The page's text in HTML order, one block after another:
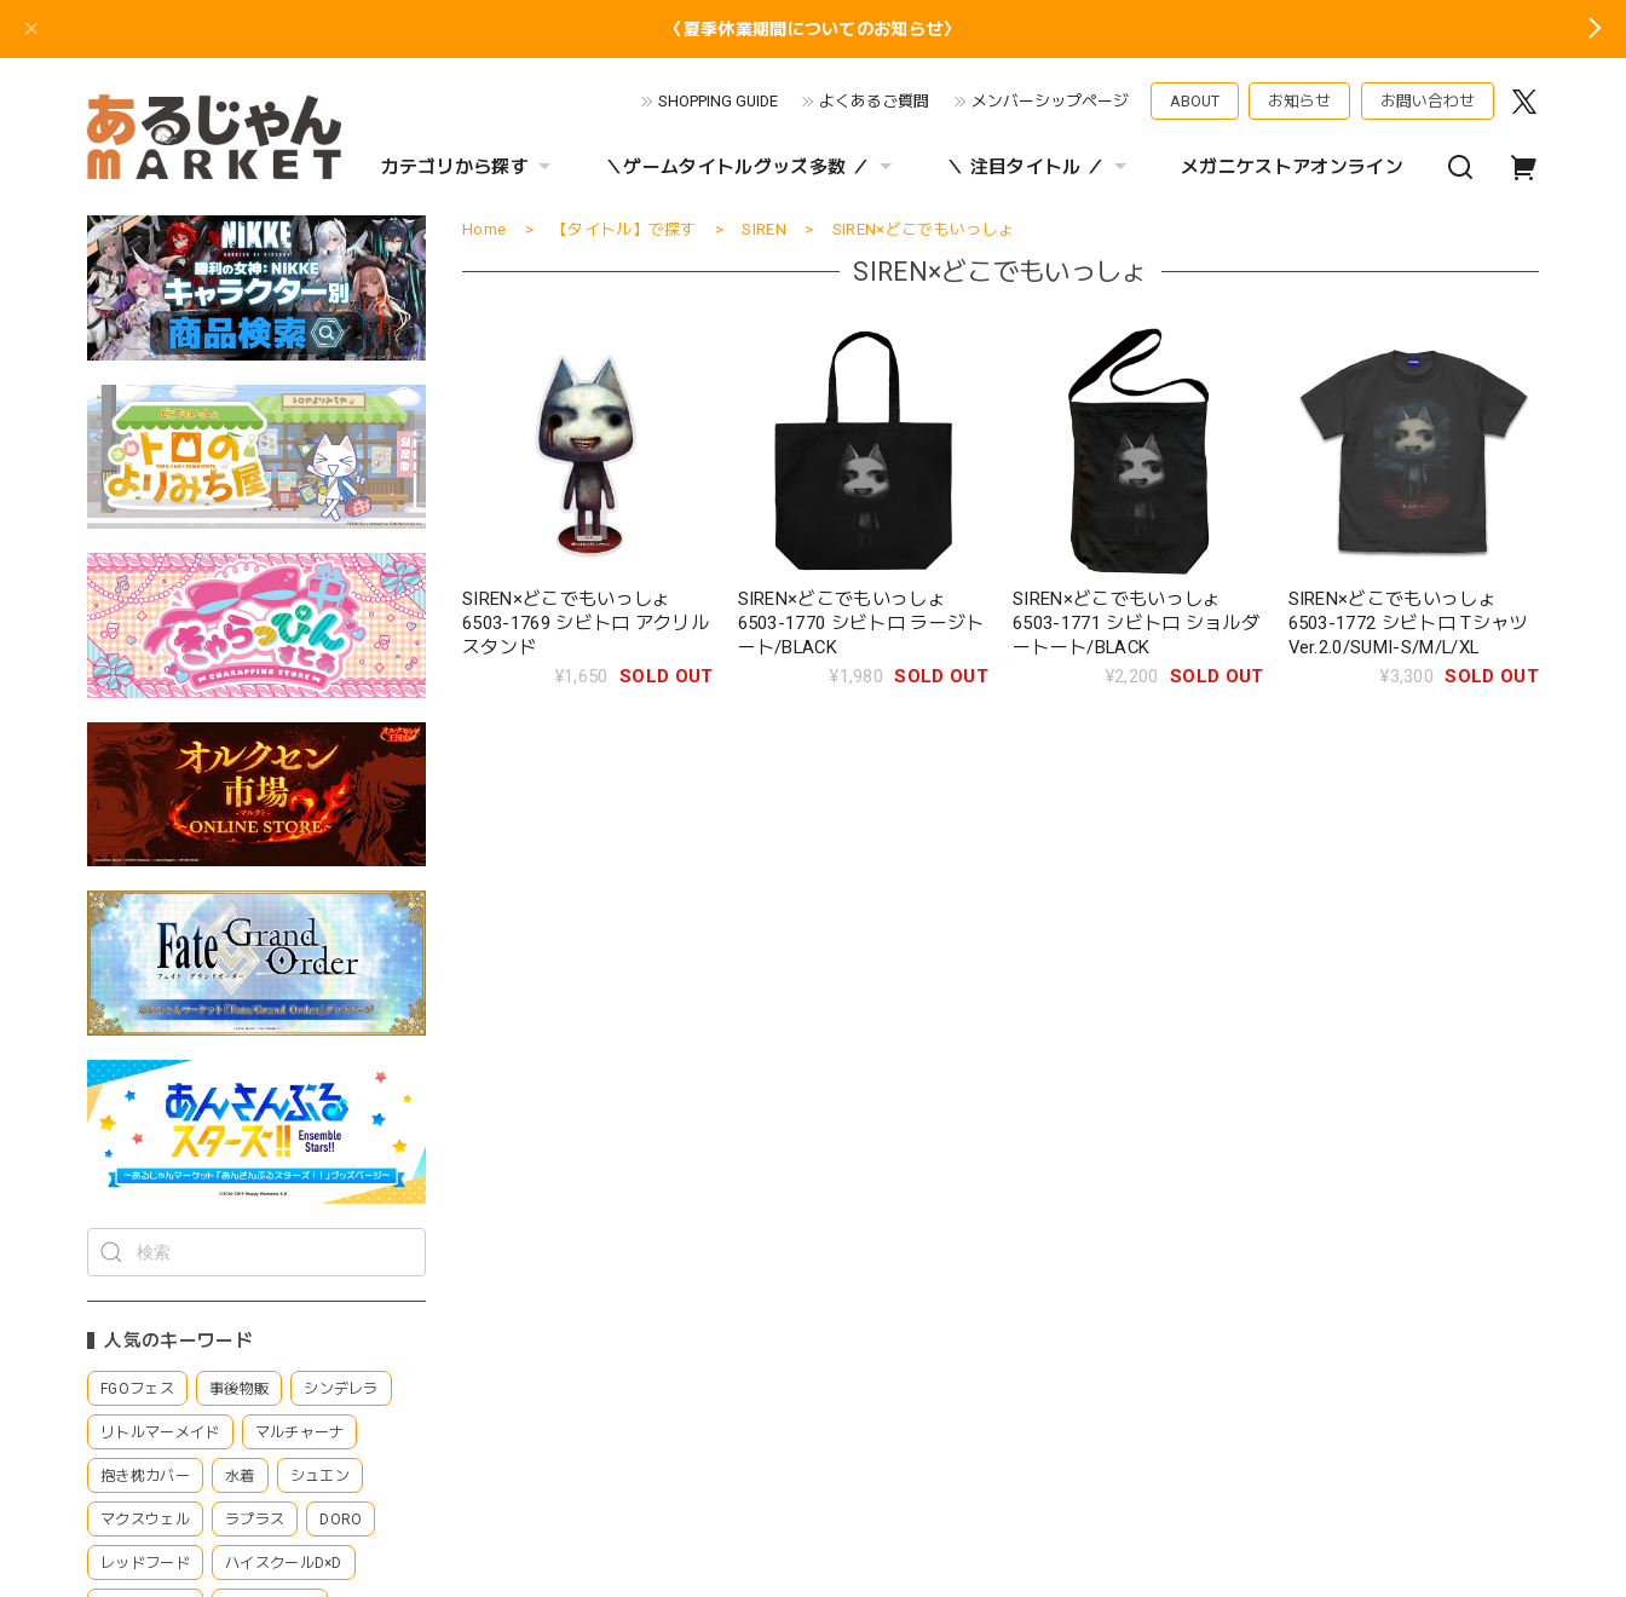
〈夏季休業期間についてのお知らせ〉
SHOPPING GUIDE よくあるご質問 メンバーシップページ ABOUT お知らせ お問い合わせ
カテゴリから探す ＼ゲームタイトルグッズ多数 ／ ＼ 注目タイトル ／ メガニケストアオンライン
人気のキーワード
FGOフェス 事後物販 シンデレラ
リトルマーメイド マルチャーナ
抱き枕カバー 水着 シュエン
マクスウェル ラプラス DORO
レッドフード ハイスクールD×D
Home 【タイトル】で探す SIREN SIREN×どこでもいっしょ
SIREN×どこでもいっしょ
SIREN×どこでもいっしょ
6503-1769 シビトロ アクリル
スタンド
¥1,650
SOLD OUT
SIREN×どこでもいっしょ
6503-1770 シビトロ ラージト
ート/BLACK
¥1,980 SOLD OUT
SIREN×どこでもいっしょ
6503-1771 シビトロ ショルダ
ートート/BLACK
¥2,200
SOLD OUT
SIREN×どこでもいっしょ
6503-1772 シビトロ Tシャツ
Ver.2.0/SUMI-S/M/L/XL
¥3,300 SOLD OUT